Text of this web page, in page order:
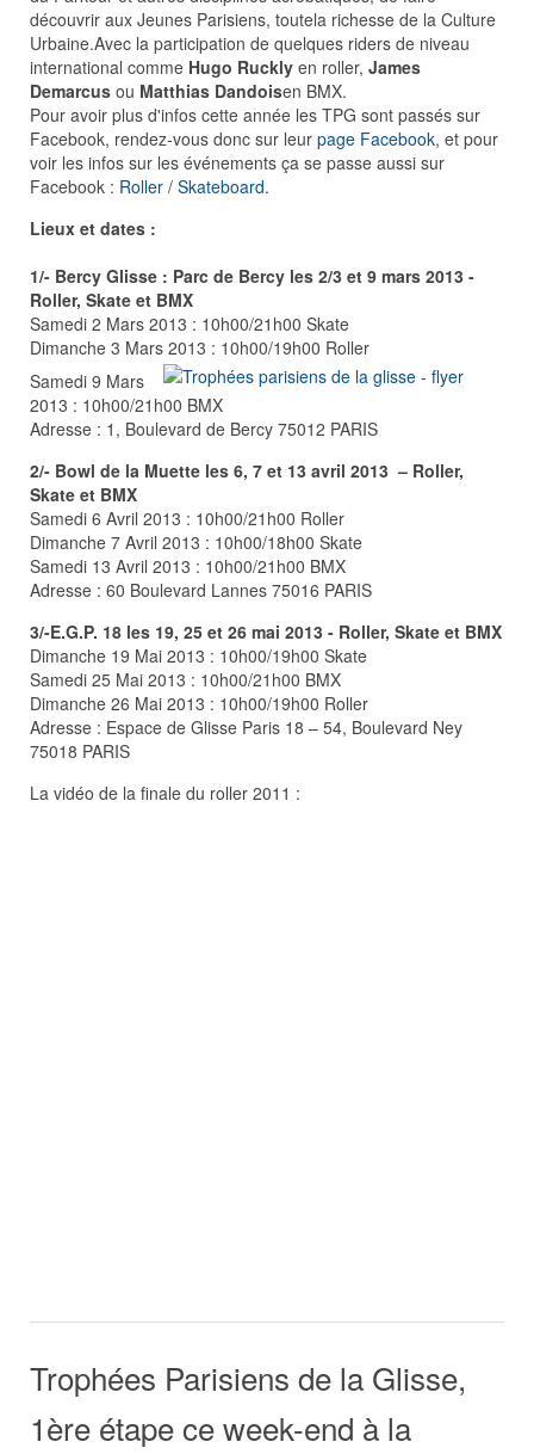
découvrir aux Jeunes Parisiens, toutela richesse de la Culture
Urbaine.Avec la participation de quelques riders de niveau
international comme Hugo Ruckly en roller, James
Demarcus ou Matthias Dandoisen BMX.
Pour avoir plus d'infos cette année les TPG sont passés sur
Facebook, rendez-vous donc sur leur page Facebook, et pour
voir les infos sur les événements ça se passe aussi sur
Facebook : Roller / Skateboard.
Lieux et dates :
1/- Bercy Glisse : Parc de Bercy les 2/3 et 9 mars 2013 -
Roller, Skate et BMX
Samedi 2 Mars 2013 : 10h00/21h00 Skate
Dimanche 3 Mars 2013 : 10h00/19h00 Roller
Samedi 9 Mars
2013 : 10h00/21h00 BMX
Adresse : 1, Boulevard de Bercy 75012 PARIS
2/- Bowl de la Muette les 6, 7 et 13 avril 2013 – Roller,
Skate et BMX
Samedi 6 Avril 2013 : 10h00/21h00 Roller
Dimanche 7 Avril 2013 : 10h00/18h00 Skate
Samedi 13 Avril 2013 : 10h00/21h00 BMX
Adresse : 60 Boulevard Lannes 75016 PARIS
3/-E.G.P. 18 les 19, 25 et 26 mai 2013 - Roller, Skate et BMX
Dimanche 19 Mai 2013 : 10h00/19h00 Skate
Samedi 25 Mai 2013 : 10h00/21h00 BMX
Dimanche 26 Mai 2013 : 10h00/19h00 Roller
Adresse : Espace de Glisse Paris 18 – 54, Boulevard Ney
75018 PARIS
La vidéo de la finale du roller 2011 :
Trophées Parisiens de la Glisse,
1ère étape ce week-end à la